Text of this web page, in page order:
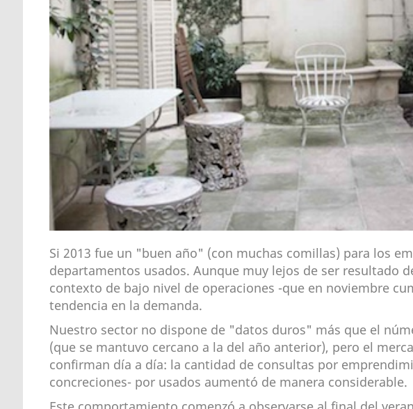
Si 2013 fue un "buen año" (con muchas comillas) para los
departamentos usados. Aunque muy lejos de ser resultado
contexto de bajo nivel de operaciones -que en noviembre
tendencia en la demanda.
Nuestro sector no dispone de "datos duros" más que el
(que se mantuvo cercano a la del año anterior), pero el
confirman día a día: la cantidad de consultas por
concreciones- por usados aumentó de manera considerable.